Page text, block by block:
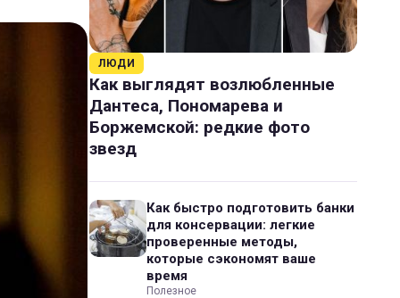
ЛЮДИ
Как выглядят возлюбленные
Дантеса, Пономарева и
Боржемской: редкие фото
звезд
Как быстро подготовить банки
для консервации: легкие
проверенные методы,
которые сэкономят ваше
время
Полезное